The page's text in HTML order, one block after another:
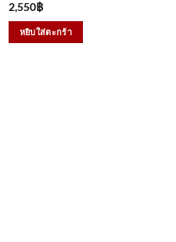
2,550฿
หยิบใส่ตะกร้า